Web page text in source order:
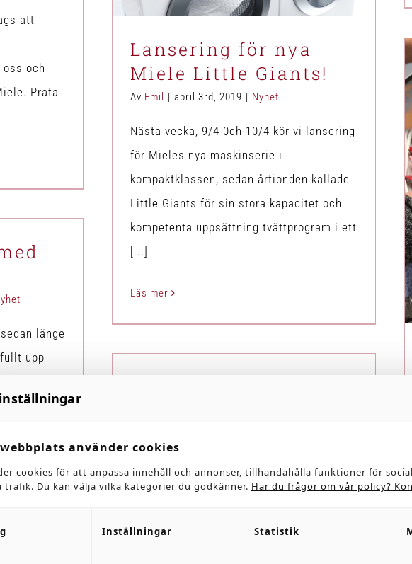
Lansering för nya
Miele Little Giants!
Av Emil | april 3rd, 2019 | Nyhet
Nästa vecka, 9/4 0ch 10/4 kör vi lansering
för Mieles nya maskinserie i
kompaktklassen, sedan årtionden kallade
Little Giants för sin stora kapacitet och
kompetenta uppsättning tvättprogram i ett
[...]
Läs mer
att
och
Prata
länge
upp
bjuda in
använder cookies
cookies för att anpassa innehåll och annonser, tillhandahålla funktioner för
trafik. Du kan välja vilka kategorier du godkänner. Har du frågor om vår policy?
Inställningar Statistik